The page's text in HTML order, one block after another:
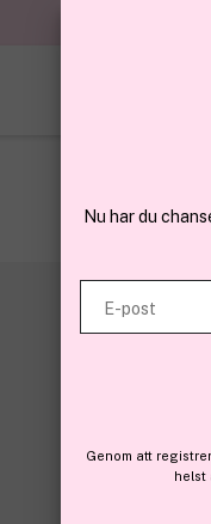
Nu har du
E-post
Genom att
helst